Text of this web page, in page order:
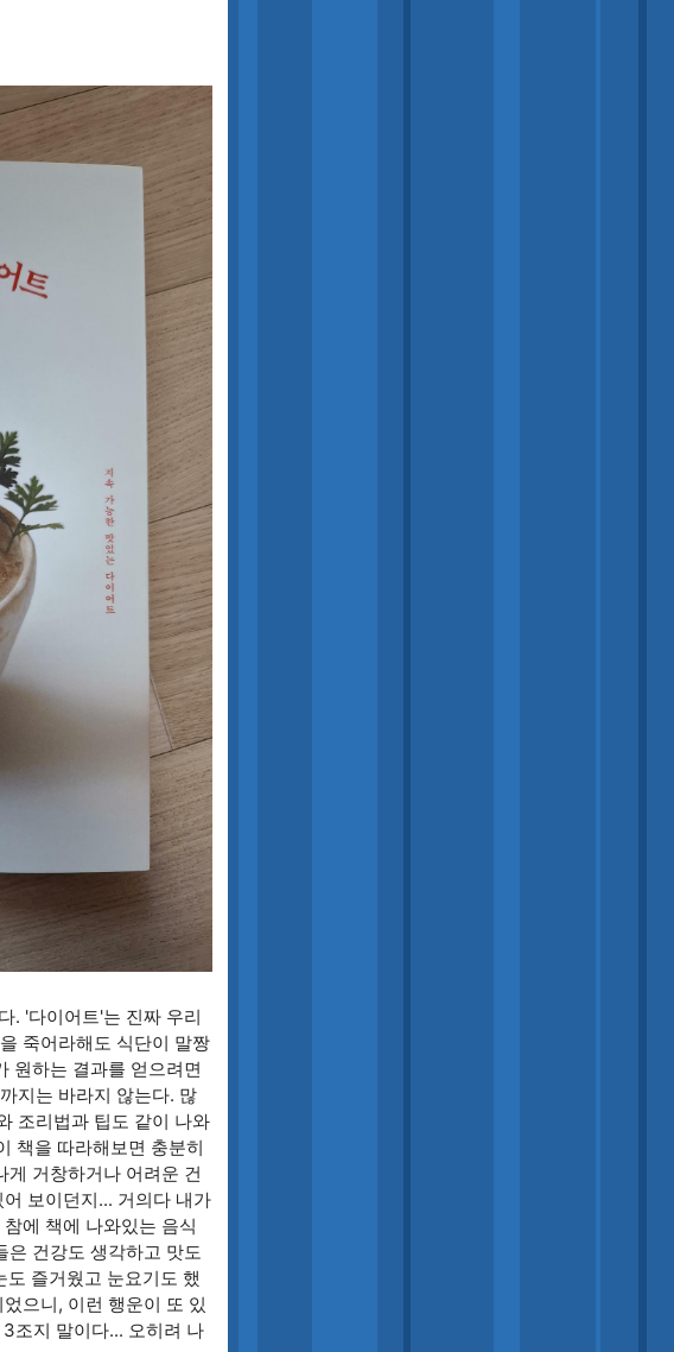
. '다이어트'는 진짜 우리
죽어라해도 식단이 말짱
원하는 결과를 얻으려면
지는 바라지 않는다. 많
조리법과 팁도 같이 나와
책을 따라해보면 충분히
게 거창하거나 어려운 건
보이던지... 거의다 내가
에 책에 나와있는 음식
건강도 생각하고 맛도
즐거웠고 눈요기도 했
으니, 이런 행운이 또 있
조지 말이다... 오히려 나